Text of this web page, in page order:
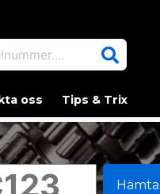
oss Tips & Trix